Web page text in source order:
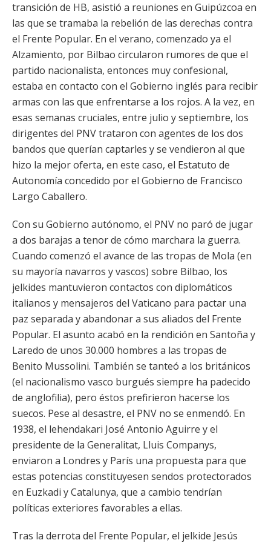
transición de HB, asistió a reuniones en Guipúzcoa en
las que se tramaba la rebelión de las derechas contra
el Frente Popular. En el verano, comenzado ya el
Alzamiento, por Bilbao circularon rumores de que el
partido nacionalista, entonces muy confesional,
estaba en contacto con el Gobierno inglés para recibir
armas con las que enfrentarse a los rojos. A la vez, en
esas semanas cruciales, entre julio y septiembre, los
dirigentes del PNV trataron con agentes de los dos
bandos que querían captarles y se vendieron al que
hizo la mejor oferta, en este caso, el Estatuto de
Autonomía concedido por el Gobierno de Francisco
Largo Caballero.
Con su Gobierno autónomo, el PNV no paró de jugar
a dos barajas a tenor de cómo marchara la guerra.
Cuando comenzó el avance de las tropas de Mola (en
su mayoría navarros y vascos) sobre Bilbao, los
jelkides mantuvieron contactos con diplomáticos
italianos y mensajeros del Vaticano para pactar una
paz separada y abandonar a sus aliados del Frente
Popular. El asunto acabó en la rendición en Santoña y
Laredo de unos 30.000 hombres a las tropas de
Benito Mussolini. También se tanteó a los británicos
(el nacionalismo vasco burgués siempre ha padecido
de anglofilia), pero éstos prefirieron hacerse los
suecos. Pese al desastre, el PNV no se enmendó. En
1938, el lehendakari José Antonio Aguirre y el
presidente de la Generalitat, Lluis Companys,
enviaron a Londres y París una propuesta para que
estas potencias constituyesen sendos protectorados
en Euzkadi y Catalunya, que a cambio tendrían
políticas exteriores favorables a ellas.
Tras la derrota del Frente Popular, el jelkide Jesús